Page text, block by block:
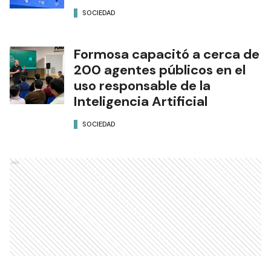
SOCIEDAD
Formosa capacitó a cerca de
200 agentes públicos en el
uso responsable de la
Inteligencia Artificial
SOCIEDAD
Ads